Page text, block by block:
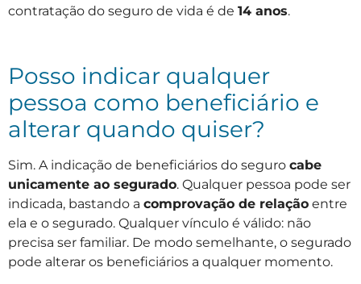
contratação do seguro de vida é de 14 anos.
Posso indicar qualquer
pessoa como beneficiário e
alterar quando quiser?
Sim. A indicação de beneficiários do seguro cabe
unicamente ao segurado. Qualquer pessoa pode ser
indicada, bastando a comprovação de relação entre
ela e o segurado. Qualquer vínculo é válido: não
precisa ser familiar. De modo semelhante, o segurado
pode alterar os beneficiários a qualquer momento.